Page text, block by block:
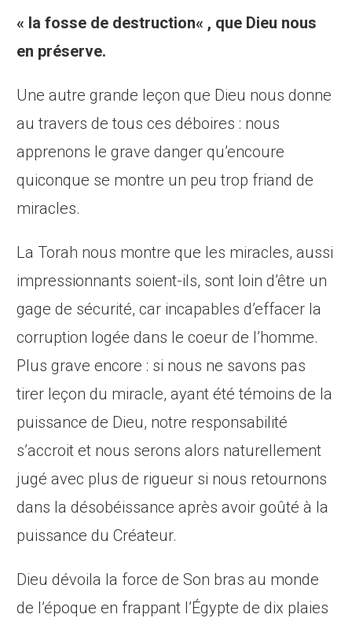
« lafosse de destruction« , que Dieu nous
en préserve.
Une autre grande leçon que Dieu nous donne
au travers de tous ces déboires : nous
apprenons le grave danger qu’encoure
quiconque se montre un peu trop friand de
miracles.
La Torah nous montre que les miracles, aussi
impressionnants soient-ils, sont loin d’être un
gage de sécurité, car incapables d’effacer la
corruption logée dans le coeur de l’homme.
Plus grave encore : si nous ne savons pas
tirer leçon du miracle, ayant été témoins de la
puissance de Dieu, notre responsabilité
s’accroit et nous serons alors naturellement
jugé avec plus de rigueur si nous retournons
dans la désobéissance après avoir goûté à la
puissance du Créateur.
Dieu dévoila la force de Son bras au monde
de l’époque en frappant l’Égypte de dix plaies